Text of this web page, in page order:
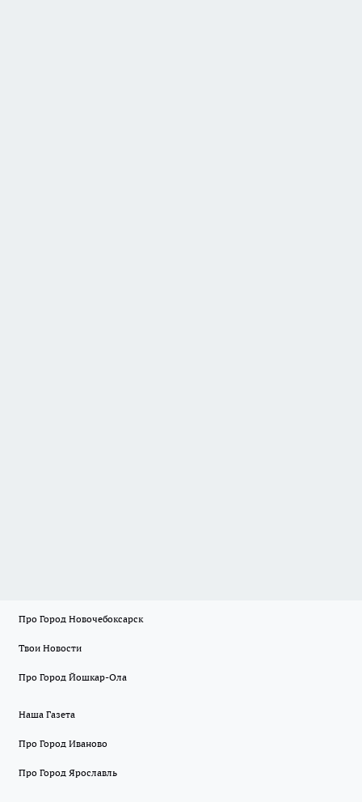
Про Город Новочебоксарск
Твои Новости
Про Город Йошкар-Ола
Наша Газета
Про Город Иваново
Про Город Ярославль